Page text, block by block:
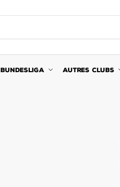
BUNDESLIGA AUTRES CLUBS